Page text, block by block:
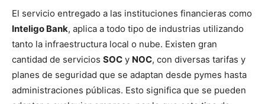
El servicio entregado a las instituciones financieras como
Inteligo Bank, aplica a todo tipo de industrias utilizando
tanto la infraestructura local o nube. Existen gran
cantidad de servicios SOC y NOC, con diversas tarifas y
planes de seguridad que se adaptan desde pymes hasta
administraciones públicas. Esto significa que se pueden